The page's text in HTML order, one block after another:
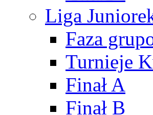
Liga
Faza
Turnieje
Finał A
Finał B